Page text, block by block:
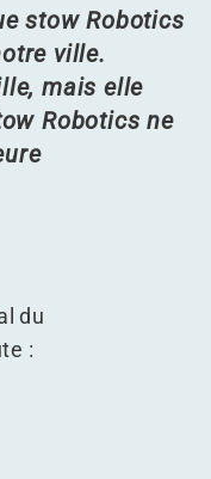
stow Robotics
ville.
mais elle
Robotics ne
du
: